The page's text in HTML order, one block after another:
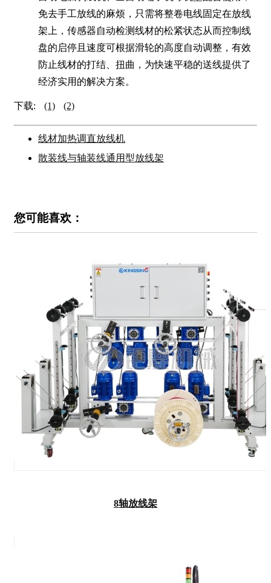
免去手工放线的麻烦，只需将整卷电线固定在放线
架上，传感器自动检测线材的松紧状态从而控制线
盘的启停且速度可根据滑轮的高度自动调整，有效
防止线材的打结、扭曲，为快速平稳的送线提供了
经济实用的解决方案。
下载: (1) (2)
线材加热调直放线机
散装线与轴装线通用型放线架
您可能喜欢：
8轴放线架